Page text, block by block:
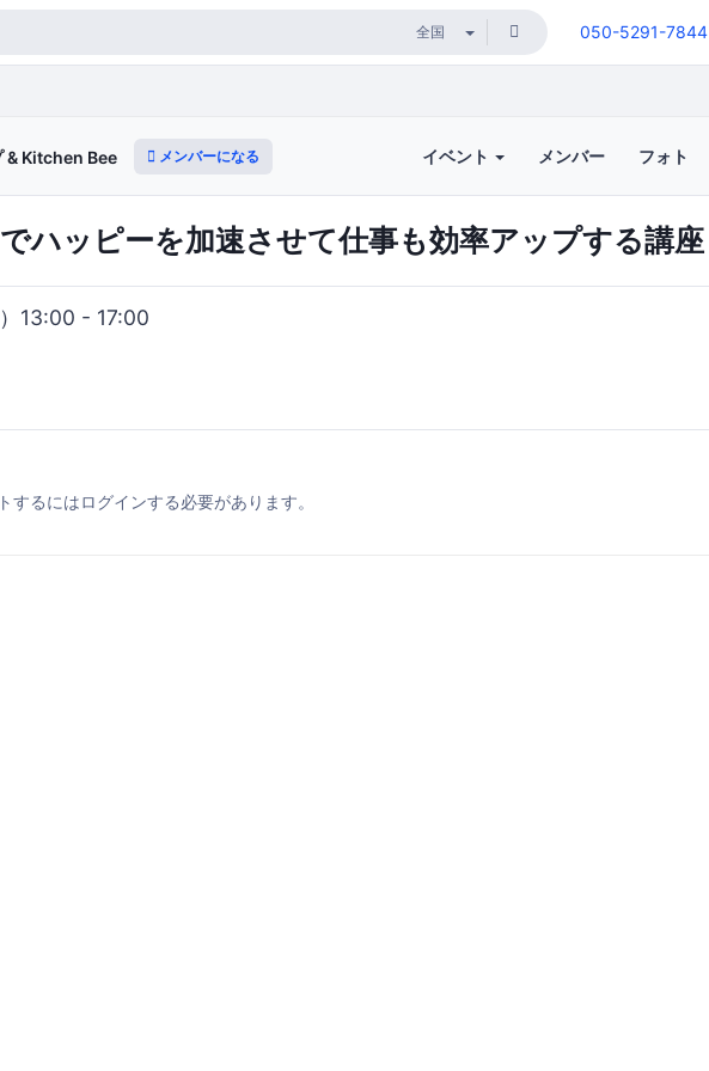
050-5291-7844
& Kitchen Bee メンバーになる イベント メンバー フォト
ハッピーを加速させて仕事も効率アップする講座
13:00 - 17:00
するにはログインする必要があります。